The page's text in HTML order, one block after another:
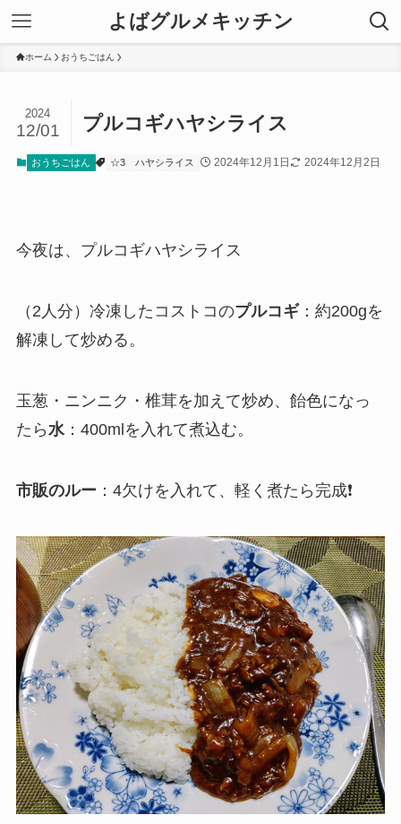
よばグルメキッチン
ホーム おうちごはん
プルコギハヤシライス
2024
12/01
おうちごはん ☆3 ハヤシライス 2024年12月1日 2024年12月2日
今夜は、プルコギハヤシライス
（2人分）冷凍したコストコのプルコギ：約200gを
解凍して炒める。
玉葱・ニンニク・椎茸を加えて炒め、飴色になっ
たら 水：400mlを入れて煮込む。
市販のルー ：4欠けを入れて、軽く煮たら完成❗️